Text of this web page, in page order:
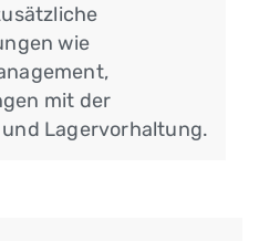
wie
mit der
Lagervorhaltung.